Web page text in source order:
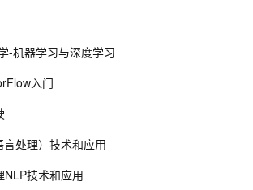
多分类问题：构建、训练和评估深度学
学习模型保存和加载方式
学习的猫狗分类识别
-机器学习与深度学习
入门
处理）技术和应用
技术和应用